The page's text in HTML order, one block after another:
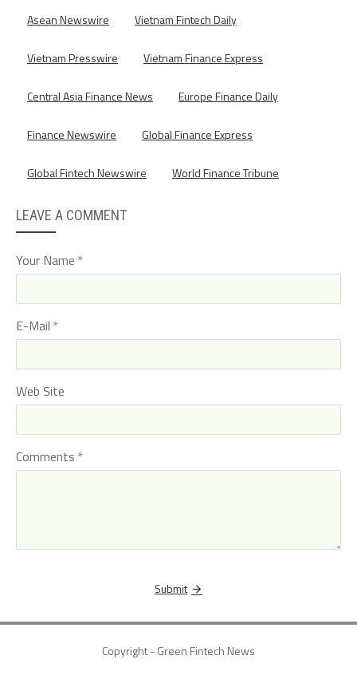
Asean Newswire Vietnam Fintech Daily
Vietnam Presswire Vietnam Finance Express
Central Asia Finance News Europe Finance Daily
Finance Newswire Global Finance Express
Global Fintech Newswire World Finance Tribune
LEAVE A COMMENT
Your Name
E-Mail
Web Site
Comments
Submit
Copyright - Green Fintech News